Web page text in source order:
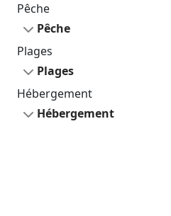
Pêche
Pêche
Plages
Plages
Hébergement
Hébergement